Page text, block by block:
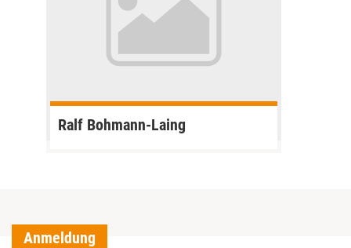
Ralf Bohmann-Laing
Anmeldung